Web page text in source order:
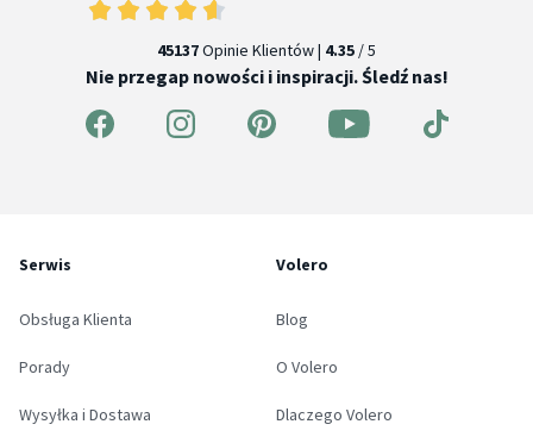
45137Opinie Klientów | 4.35 / 5
Nie przegap nowości i inspiracji. Śledź nas!
Serwis
Obsługa Klienta
Porady
Wysyłka i Dostawa
Volero
Blog
O Volero
Dlaczego Volero